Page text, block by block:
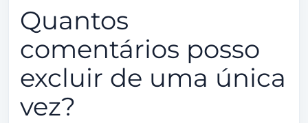
Quantos
comentários posso
excluir de uma única
vez?